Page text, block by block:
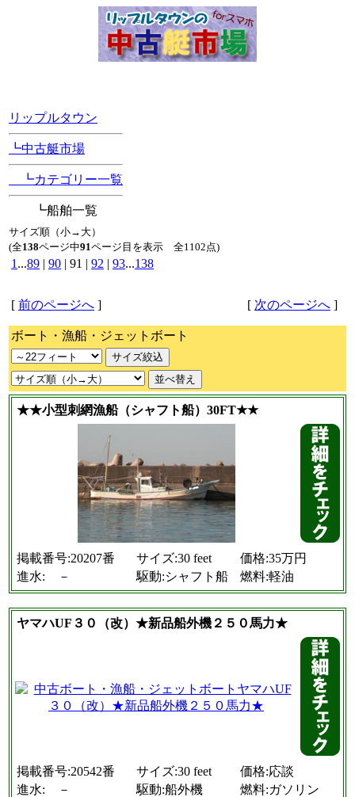
リップルタウン
┗中古艇市場
┗カテゴリー一覧
┗船舶一覧
サイズ順（小→大）
(全138ページ中91ページ目を表示 全1102点)
1 ...89 | 90 | 91 | 92 | 93...138
[ 前のページへ ] [ 次のページへ ]
ボート・漁船・ジェットボート
★★小型刺網漁船（シャフト船）30FT★★
掲載番号:20207番 サイズ:30 feet
価格:35万円
進水: －
駆動:シャフト船 燃料:軽油
ヤマハUF３０（改）★新品船外機２５０馬力★
掲載番号:20542番 サイズ:30 feet
価格:応談
進水: －
駆動:船外機 燃料:ガソリン